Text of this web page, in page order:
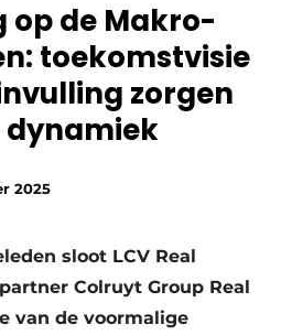
op de Makro-
toekomstvisie
zorgen
dynamiek
2025
sloot LCV Real
Colruyt Group Real
van de voormalige